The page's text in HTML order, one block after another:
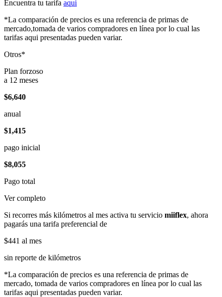
Encuentra tu tarifa aqui
*La comparación de precios es una referencia de primas de
mercado,tomada de varios compradores en línea por lo cual las
tarifas aqui presentadas pueden variar.
Otros*
Plan forzoso
a 12 meses
$6,640
anual
$1,415
pago inicial
$8,055
Pago total
Ver completo
Si recorres más kilómetros al mes activa tu servicio miiflex, ahora
pagarás una tarifa preferencial de
$441 al mes
sin reporte de kilómetros
*La comparación de precios es una referencia de primas de
mercado, tomada de varios compradores en línea por lo cual las
tarifas aqui presentadas pueden variar.